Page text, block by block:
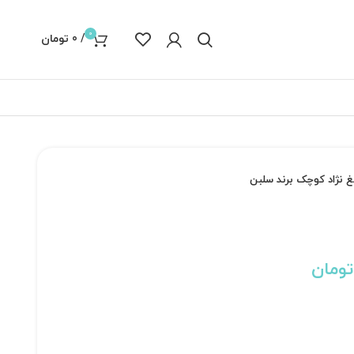
0
/
0 تومان
کوچک برند سلبن
تومان